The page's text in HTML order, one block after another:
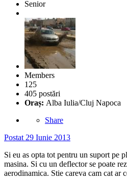
Senior
Members
125
405 postări
Oraș: Alba Iulia/Cluj Napoca
Share
Postat 29 Iunie 2013
Si eu as opta tot pentru un suport pe
masina. Si cu un deflector se poate
aerodinamica. Stie careva cam cat ar